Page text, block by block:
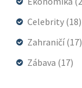
Celebrity (18)
Zahraničí(17)
Zábava (17)